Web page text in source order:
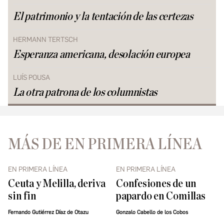
El patrimonio y la tentación de las certezas
HERMANN TERTSCH
Esperanza americana, desolación europea
LUÍS POUSA
La otra patrona de los columnistas
MÁS DE EN PRIMERA LÍNEA
EN PRIMERA LÍNEA
Ceuta y Melilla, deriva
sin fin
Fernando Gutiérrez Díaz de Otazu
EN PRIMERA LÍNEA
Confesiones de un
papardo en Comillas
Gonzalo Cabello de los Cobos